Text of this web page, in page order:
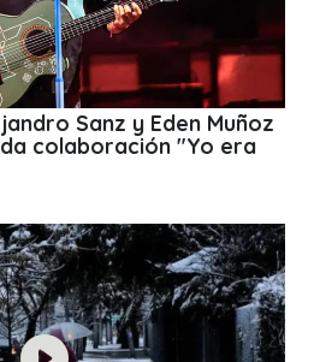
Sanz y Eden Muñoz
colaboración "Yo era